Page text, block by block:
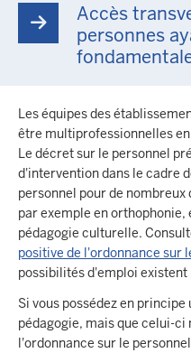
Accès
personnes
Les équipes des
être multiprofessionnelles
Le décret sur le personnel
d'intervention dans le cadre
personnel pour de
par exemple en orthophonie,
pédagogie culturelle.
positive de l'ordonnance sur
possibilités d'emploi
Si vous possédez en
pédagogie, mais que celui-ci
l'ordonnance sur le